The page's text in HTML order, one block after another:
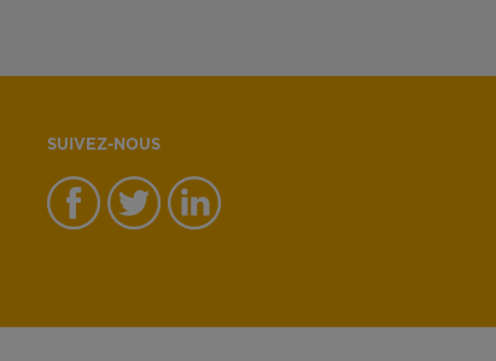
SUIVEZ-NOUS